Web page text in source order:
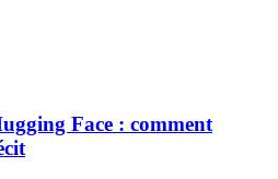
Face : comment